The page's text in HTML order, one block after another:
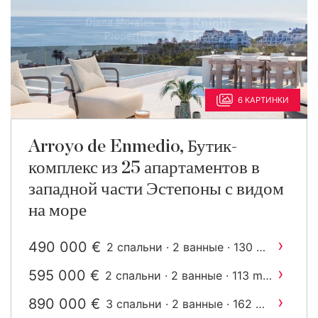
6 КАРТИНКИ
Arroyo de Enmedio, Бутик-
комплекс из 25 апартаментов в
западной части Эстепоны с видом
на море
490 000 € 2 спальни · 2 ванные · 130 m ›
595 000 € 2 спальни · 2 ванные · 113 m ›
890 000 € 3 спальни · 2 ванные · 162 m ›